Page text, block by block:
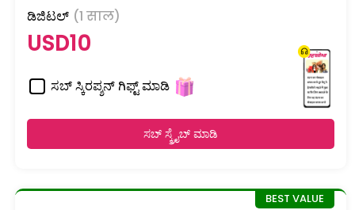
ಡಿಜಿಟಲ್ (1 साल)
USD10
ಸಬ್ ಸ್ಕಿರಪ್ಶನ್ ಗಿಫ್ಟ್ ಮಾಡಿ
ಸಬ್ ಸ್ಕ್ರೈಬ್ ಮಾಡಿ